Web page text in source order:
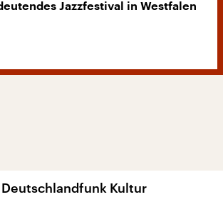
Jazzfestival in Westfalen
Kultur